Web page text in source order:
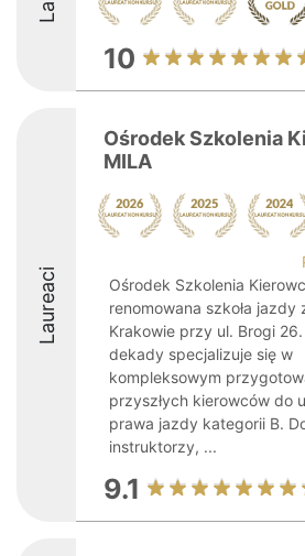
10
Laureaci
Ośrodek Szkolenia
MILA
Ośrodek Szkolenia
renomowana szkoła jazdy
Krakowie przy ul. Brogi
dekady specjalizuje się w
kompleksowym
przyszłych kierowców do
prawa jazdy kategorii B.
instruktorzy, ...
9.1